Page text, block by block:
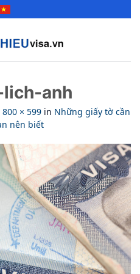
anh
800 × 599 in Những giấy tờ cần
nên biết